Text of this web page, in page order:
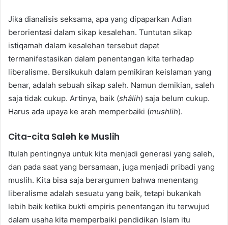
Jika dianalisis seksama, apa yang dipaparkan Adian
berorientasi dalam sikap kesalehan. Tuntutan sikap
istiqamah dalam kesalehan tersebut dapat
termanifestasikan dalam penentangan kita terhadap
liberalisme. Bersikukuh dalam pemikiran keislaman yang
benar, adalah sebuah sikap saleh. Namun demikian, saleh
saja tidak cukup. Artinya, baik (shâlih) saja belum cukup.
Harus ada upaya ke arah memperbaiki (mushlih).
Cita-cita Saleh ke Muslih
Itulah pentingnya untuk kita menjadi generasi yang saleh,
dan pada saat yang bersamaan, juga menjadi pribadi yang
muslih. Kita bisa saja berargumen bahwa menentang
liberalisme adalah sesuatu yang baik, tetapi bukankah
lebih baik ketika bukti empiris penentangan itu terwujud
dalam usaha kita memperbaiki pendidikan Islam itu